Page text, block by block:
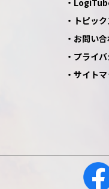
トピッ
お問い
プライ
サイト